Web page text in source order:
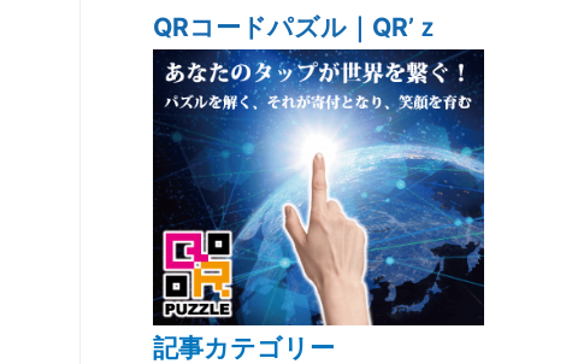
QRコードパズル｜QR’ｚ
記事カテゴリー